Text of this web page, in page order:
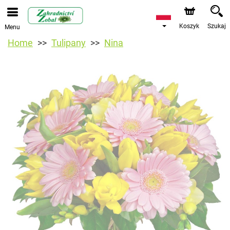
Menu Koszyk Szukaj
Home Tulipany Nina